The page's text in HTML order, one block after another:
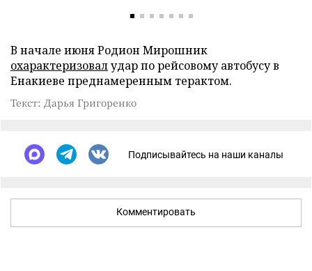
В начале июня Родион Мирошник
охарактеризовалудар по рейсовому автобусу в
Енакиеве преднамеренным терактом.
Текст: Дарья Григоренко
Подписывайтесь на наши каналы
Комментировать